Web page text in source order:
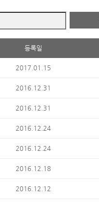
등록일
2017.01.15
2016.12.31
2016.12.31
2016.12.24
2016.12.24
2016.12.18
2016.12.12